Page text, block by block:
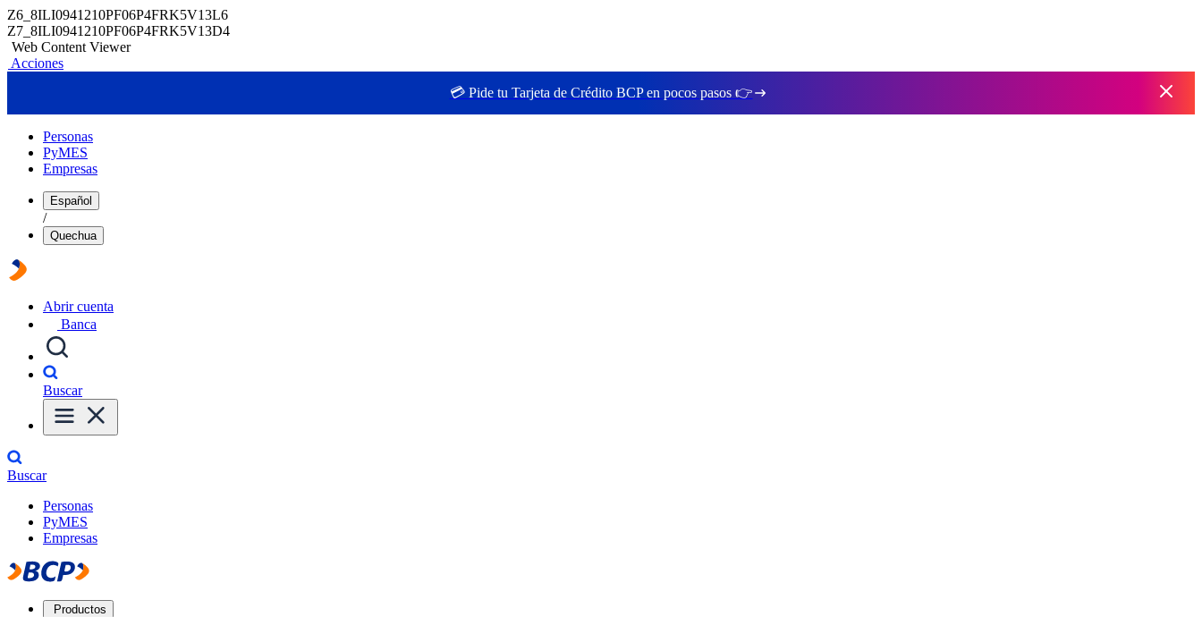
Z6_8ILI0941210PF06P4FRK5V13L6
Z7_8ILI0941210PF06P4FRK5V13D4
Web Content Viewer
Acciones
💳 Pide tu Tarjeta de Crédito BCP en pocos pasos 👉
Personas
PyMES
Empresas
Español
/
Quechua
Abrir cuenta
Banca
Buscar
Buscar
Personas
PyMES
Empresas
Productos